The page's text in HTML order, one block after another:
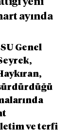
ayında
Genel
ve terfi